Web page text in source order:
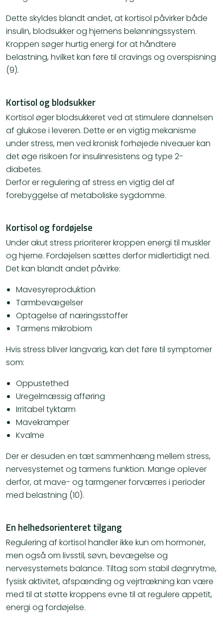
Dette skyldes blandt andet, at kortisol påvirker både
insulin, blodsukker og hjernens belønningssystem.
Kroppen søger hurtig energi for at håndtere
belastning, hvilket kan føre til cravings og overspisning
(9).
Kortisol og blodsukker
Kortisol øger blodsukkeret ved at stimulere dannelsen
af glukose i leveren. Dette er en vigtig mekanisme
under stress, men ved kronisk forhøjede niveauer kan
det øge risikoen for insulinresistens og type 2-
diabetes.
Derfor er regulering af stress en vigtig del af
forebyggelse af metaboliske sygdomme.
Kortisol og fordøjelse
Under akut stress prioriterer kroppen energi til muskler
og hjerne. Fordøjelsen sættes derfor midlertidigt ned.
Det kan blandt andet påvirke:
Mavesyreproduktion
Tarmbevægelser
Optagelse af næringsstoffer
Tarmens mikrobiom
Hvis stress bliver langvarig, kan det føre til symptomer
som:
Oppustethed
Uregelmæssig afføring
Irritabel tyktarm
Mavekramper
Kvalme
Der er desuden en tæt sammenhæng mellem stress,
nervesystemet og tarmens funktion. Mange oplever
derfor, at mave- og tarmgener forværres i perioder
med belastning (10).
En helhedsorienteret tilgang
Regulering af kortisol handler ikke kun om hormoner,
men også om livsstil, søvn, bevægelse og
nervesystemets balance. Tiltag som stabil døgnrytme,
fysisk aktivitet, afspænding og vejrtrækning kan være
med til at støtte kroppens evne til at regulere appetit,
energi og fordøjelse.